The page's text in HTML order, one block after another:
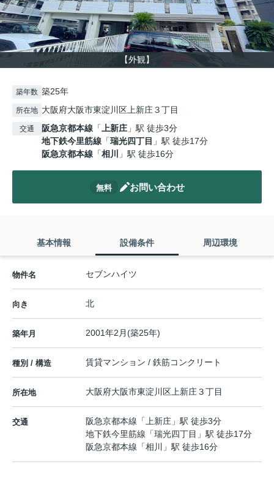
【外観】
築年数 築25年
所在地 大阪府大阪市東淀川区上新庄３丁目
交通 阪急京都本線 「上新庄 」駅 徒歩3分
地下鉄今里筋線 「瑞光四丁目 」駅 徒歩17分
阪急京都本線 「相川 」駅 徒歩16分
無料 お問い合わせ
基本情報 設備条件 周辺環境
物件名 セブンハイツ
向き 北
築年月 2001年2月(築25年)
種別 / 構造 賃貸マンション / 鉄筋コンクリート
所在地 大阪府大阪市東淀川区上新庄３丁目
交通 阪急京都本線 「上新庄 」駅 徒歩3分
地下鉄今里筋線 「瑞光四丁目 」駅 徒歩17分
阪急京都本線 「相川 」駅 徒歩16分